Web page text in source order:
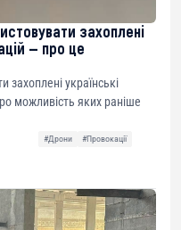
захоплені
— про це
захоплені українські
можливість яких раніше
#Дрони
#Провокації